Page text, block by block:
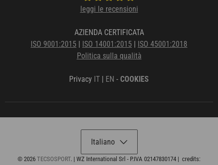
leggi le recensioni
AZIENDA CERTIFICATA
ISO 9001:2015
ISO 14001:2015
ISO 45001:2018
Politica sulla qualità
Privacy IT EN - COOKIES
Italiano
© 2026 TECSOSPORT. | WZ International Srl - P.IVA 02147830174 | credits: